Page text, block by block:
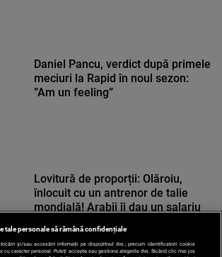
Daniel Pancu, verdict după primele
meciuri la Rapid în noul sezon:
”Am un feeling”
Lovitură de proporții: Olăroiu,
înlocuit cu un antrenor de talie
mondială! Arabii îi dau un salariu
tale personale să rămână confidențiale
și/sau accesăm informații pe dispozitivul dvs., precum identificatorii cookie
cu caracter personal. Puteți accepta sau gestiona alegerile dvs. făcând clic mai jos